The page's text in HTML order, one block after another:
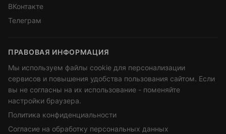
ВКонтакте
Телеграм
ПРАВОВАЯ ИНФОРМАЦИЯ
Мы используем файлы cookie для персонализации
сервисов и повышения удобства пользования сайтом. Если
вы не согласны на их использование - поменяйте
настройки браузера.
Политика конфиденциальности
Согласие на обработку персональных данных